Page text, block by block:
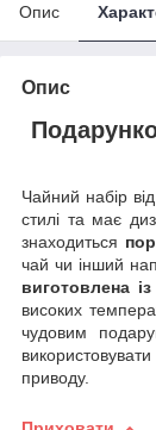
Опис
Опис
Чайний набір
стилі та має
знаходиться
чай чи інший
виготовлена
високих
чудовим
приводу.